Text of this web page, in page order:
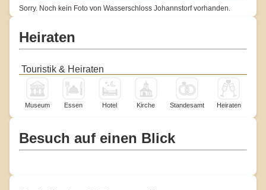
Sorry. Noch kein Foto von Wasserschloss Johannstorf vorhanden.
Heiraten
Touristik & Heiraten
Museum Essen Hotel Kirche Standesamt Heiraten
Besuch auf einen Blick